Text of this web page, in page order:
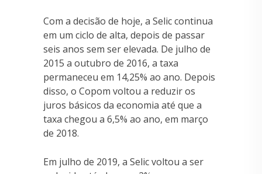
Com a decisão de hoje, a Selic continua
em um ciclo de alta, depois de passar
seis anos sem ser elevada. De julho de
2015 a outubro de 2016, a taxa
permaneceu em 14,25% ao ano. Depois
disso, o Copom voltou a reduzir os
juros básicos da economia até que a
taxa chegou a 6,5% ao ano, em março
de 2018.
Em julho de 2019, a Selic voltou a ser